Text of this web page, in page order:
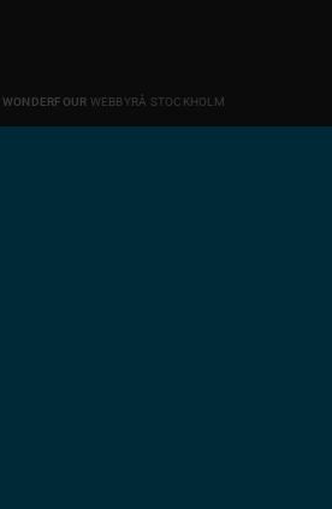
WONDERFOUR WEBBYRÅ STOCKHOLM